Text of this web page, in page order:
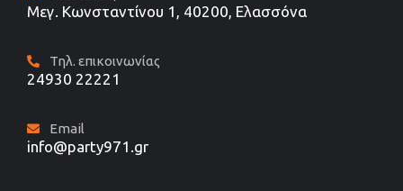
Μεγ. Κωνσταντίνου 1, 40200, Ελασσόνα
Τηλ. επικοινωνίας
24930 22221
Email
info@party971.gr